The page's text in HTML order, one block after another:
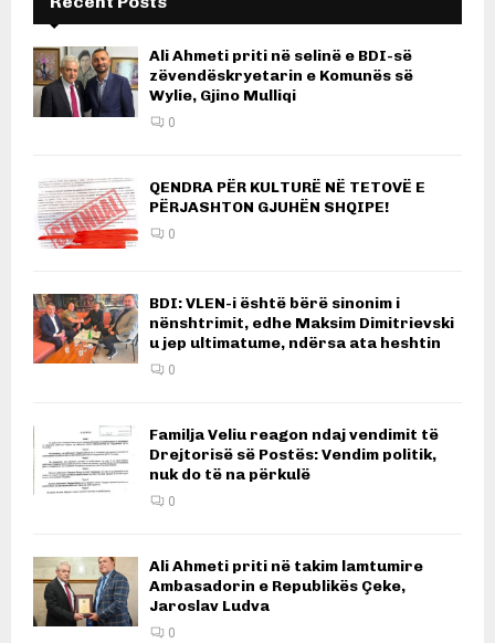
Ali Ahmeti priti në selinë e BDI-së
zëvendëskryetarin e Komunës së
Wylie, Gjino Mulliqi
0
QENDRA PËR KULTURË NË TETOVË E
PËRJASHTON GJUHËN SHQIPE!
0
BDI: VLEN-i është bërë sinonim i
nënshtrimit, edhe Maksim Dimitrievski
u jep ultimatume, ndërsa ata heshtin
0
Familja Veliu reagon ndaj vendimit të
Drejtorisë së Postës: Vendim politik,
nuk do të na përkulë
0
Ali Ahmeti priti në takim lamtumire
Ambasadorin e Republikës Çeke,
Jaroslav Ludva
0